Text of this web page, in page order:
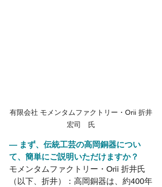
有限会社 モメンタムファクトリー・Orii 折井
宏司　氏
― まず、伝統工芸の高岡銅器につい
て、簡単にご説明いただけますか？
モメンタムファクトリー・Orii 折井氏
（以下、折井）：高岡銅器は、約400年